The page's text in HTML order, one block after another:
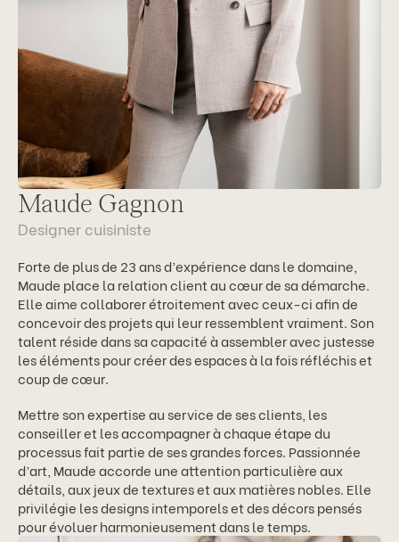
Maude Gagnon
Designer cuisiniste
Forte de plus de 23 ans d’expérience dans le domaine,
Maude place la relation client au cœur de sa démarche.
Elle aime collaborer étroitement avec ceux-ci afin de
concevoir des projets qui leur ressemblent vraiment. Son
talent réside dans sa capacité à assembler avec justesse
les éléments pour créer des espaces à la fois réfléchis et
coup de cœur.
Mettre son expertise au service de ses clients, les
conseiller et les accompagner à chaque étape du
processus fait partie de ses grandes forces. Passionnée
d’art, Maude accorde une attention particulière aux
détails, aux jeux de textures et aux matières nobles. Elle
privilégie les designs intemporels et des décors pensés
pour évoluer harmonieusement dans le temps.